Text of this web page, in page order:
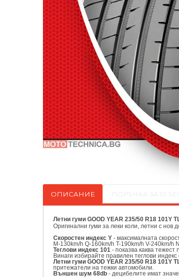
ОПИСАНИЕ ПОРЪЧКА ЗА 10 SEC!
Летни гуми GOOD YEAR 235/50 R18 101Y
Оригинални гуми за леки коли, летни с нов
Скоростен индекс Y - максималната
M-130km/h Q-160km/h T-190km/h V-240km/
Теглови индекс 101 - показва каква
Винаги избирайте правилен теглови
Летни гуми GOOD YEAR 235/50 R18 101Y
притежатели на тежки автомобили.
Външен шум 68db - децибелите имат